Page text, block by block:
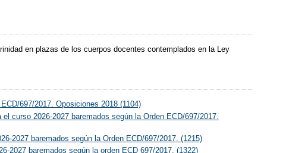
en plazas de los cuerpos docentes contemplados en la Ley
697/2017. Oposiciones 2018 (1104)
curso 2026-2027 baremados según la Orden ECD/697/2017.
2027 baremados según la Orden ECD/697/2017. (1215)
2027 baremados según la orden ECD 697/2017. (1322)